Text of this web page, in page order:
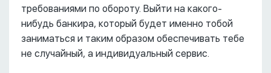
требованиями по обороту. Выйти на какого-
нибудь банкира, который будет именно тобой
заниматься и таким образом обеспечивать тебе
не случайный, а индивидуальный сервис.